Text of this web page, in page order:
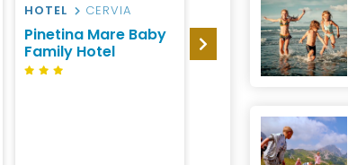
HOTEL CERVIA
Pinetina Mare Baby
Family Hotel
RIVIERA
ROMAGNOLA
Hotel Alexander,
San Mauro Mare
da 999 €
7 Notti, 2 Adulti e 2 Bambini,
All inclusive